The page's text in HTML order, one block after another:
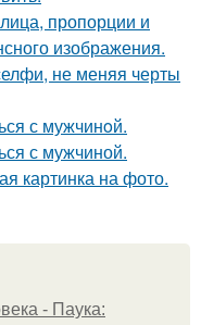
пропорции и
изображения.
не меняя черты
с мужчинoй.
с мужчиной.
картинка на фото.
- Паука: